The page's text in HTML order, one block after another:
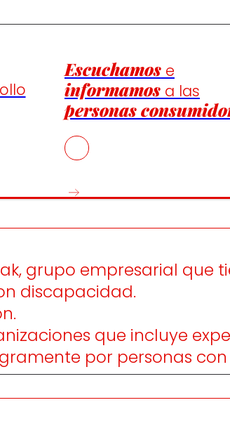
Escuchamose
informamosa las
personas
grupo empresarial que
discapacidad.
que incluye
por personas